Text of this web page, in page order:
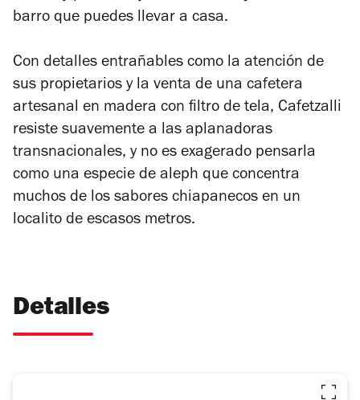
barro que puedes llevar a casa.
Con detalles entrañables como la atención de
sus propietarios y la venta de una cafetera
artesanal en madera con filtro de tela, Cafetzalli
resiste suavemente a las aplanadoras
transnacionales, y no es exagerado pensarla
como una especie de aleph que concentra
muchos de los sabores chiapanecos en un
localito de escasos metros.
Detalles